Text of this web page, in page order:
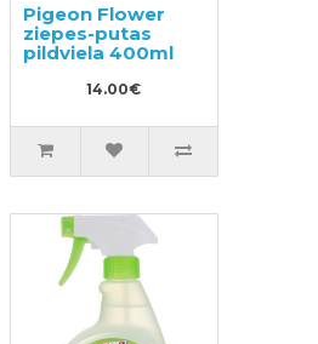
Pigeon Flower
ziepes-putas
pildviela 400ml
14.00€